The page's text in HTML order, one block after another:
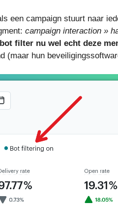
een campaign stuurt naar
campaign interaction »
filter nu wel echt deze
(maar hun